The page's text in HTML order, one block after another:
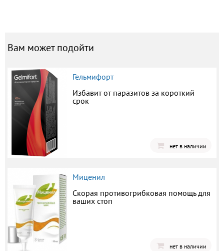
Вам может подойти
Гельмифорт
Избавит от паразитов за короткий
срок
нет в наличии
Миценил
Скорая противогрибковая помощь для
ваших стоп
нет в наличии